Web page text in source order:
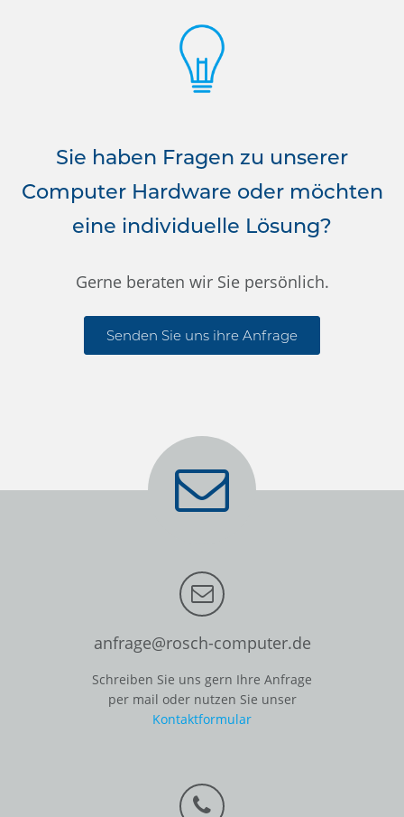
Sie haben Fragen zu unserer
Computer Hardware oder möchten
eine individuelle Lösung?
Gerne beraten wir Sie persönlich.
Senden Sie uns ihre Anfrage
anfrage@rosch-computer.de
Schreiben Sie uns gern Ihre Anfrage
per mail oder nutzen Sie unser
Kontaktformular